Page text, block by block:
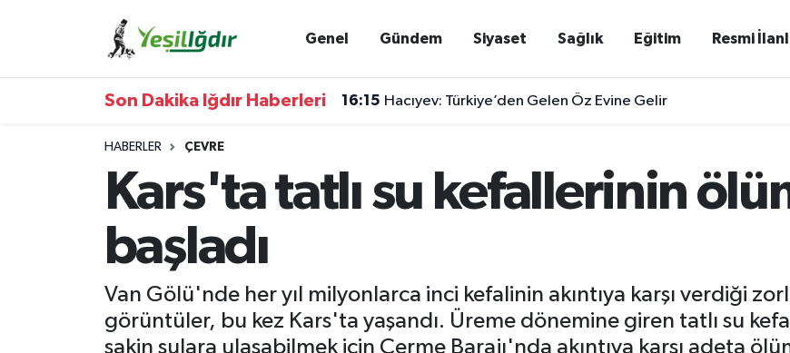
Genel Gündem Siyaset Sağlık Eğitim Resmi
Son Dakika Iğdır Haberleri 16:15 Hacıyev: Türkiye’den Gelen Öz Evine Gelir
HABERLER ÇEVRE
Kars'ta tatlı su kefallerinin
başladı
Van Gölü'nde her yıl milyonlarca inci kefalinin akıntıya karşı verdiği
görüntüler, bu kez Kars'ta yaşandı. Üreme dönemine giren tatlı su
sakin sulara ulaşabilmek için Çerme Barajı'nda akıntıya karşı adeta
Iğdır Trafik Yoğunluk Haritası
Süper Lig Puan Durumu ve Fikstür
Tüm Manşetler
Son Dakika Haberleri